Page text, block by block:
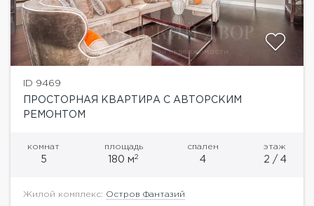
ID 9469
ПРОСТОРНАЯ КВАРТИРА С АВТОРСКИМ
РЕМОНТОМ
комнат
5
площадь
180 м2
спален
4
этаж
2 / 4
Жилой комплекс: Остров Фантазий